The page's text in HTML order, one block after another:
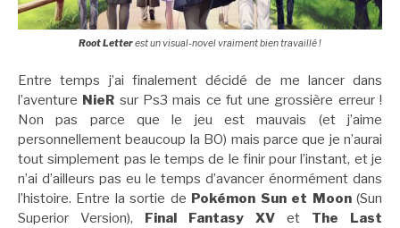
Root Letterest un visual-novel vraiment bien travaillé !
Entre temps j’ai finalement décidé de me lancer dans
l’aventure NieR sur Ps3 mais ce fut une grossière erreur !
Non pas parce que le jeu est mauvais (et j’aime
personnellement beaucoup la BO) mais parce que je n’aurai
tout simplement pas le temps de le finir pour l’instant, et je
n’ai d’ailleurs pas eu le temps d’avancer énormément dans
l’histoire. Entre la sortie de Pokémon Sun et Moon(Sun
Superior Version), Final Fantasy XV et The Last